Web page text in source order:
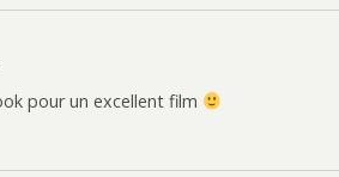
pour un excellent film